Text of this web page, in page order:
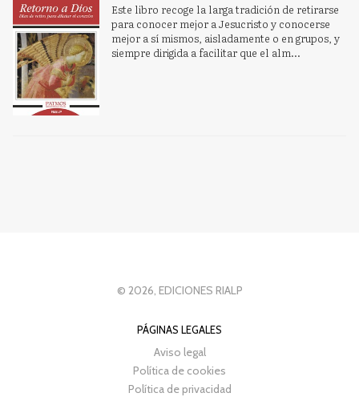
Este libro recoge la larga tradición de retirarse
para conocer mejor a Jesucristo y conocerse
mejor a sí mismos, aisladamente o en grupos, y
siempre dirigida a facilitar que el alm...
© 2026, EDICIONES RIALP
PÁGINAS LEGALES
Aviso legal
Política de cookies
Política de privacidad